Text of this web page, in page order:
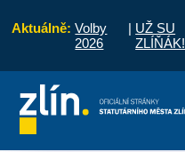
Aktuálně: Volby
2026
| UŽ SU
ZLÍŇÁK!